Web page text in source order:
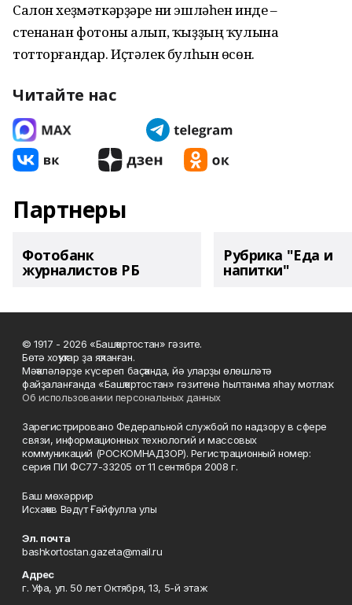
Салон хеҙмәткәрҙәре ни эшләһен инде –
стенанан фотоны алып, ҡыҙҙың ҡулына
тотторғандар. Иҫтәлек булһын өсөн.
Читайте нас
Партнеры
Фотобанк
журналистов РБ
Рубрика "Еда и
напитки"
© 1917 - 2026 «Башҡортостан» гәзите.
Бөтә хоҡуҡтар ҙа яҡланған.
Мәҡәләләрҙе күсереп баҫҡанда, йә уларҙы өлөшләтә
файҙаланғанда «Башҡортостан» гәзитенә һылтанма яһау мотлаҡ.
Об использовании персональных данных
Зарегистрировано Федеральной службой по надзору в сфере
связи, информационных технологий и массовых
коммуникаций (РОСКОМНАДЗОР). Регистрационный номер:
серия ПИ ФС77-33205 от 11 сентября 2008 г.
Баш мөхәррир
Исхаҡов Вәдүт Ғәйфулла улы
Эл. почта
bashkortostan.gazeta@mail.ru
Адрес
г. Уфа, ул. 50 лет Октября, 13, 5-й этаж